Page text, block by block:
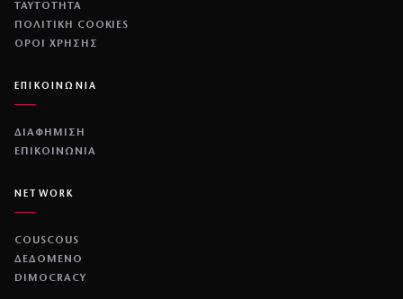
ΤΑΥΤΟΤΗΤΑ
ΠΟΛΙΤΙΚΉ COOKIES
ΌΡΟΙ ΧΡΉΣΗΣ
ΕΠΙΚΟΙΝΩΝΙΑ
ΔΙΑΦΗΜΙΣΗ
ΕΠΙΚΟΙΝΩΝΙΑ
NETWORK
COUSCOUS
ΔΕΔΟΜΕΝΟ
DIMOCRACY